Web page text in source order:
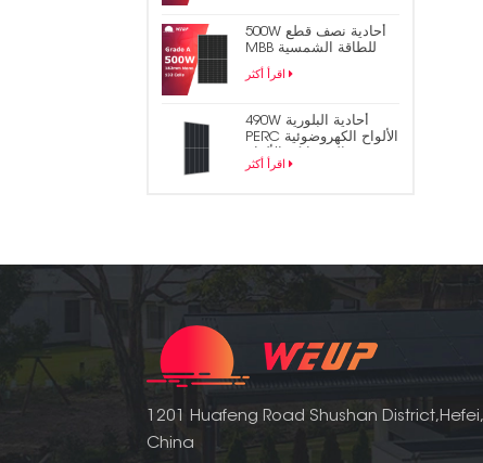
500W أحادية نصف قطع
MBB للطاقة الشمسية
لوحة الكهروضوئية
اقرأ أكثر
490W أحادية البلورية
PERC الألواح الكهروضوئية
المتشابكة الألواح
الشمسية
اقرأ أكثر
1201 Huafeng Road Shushan District,Hefei,
China